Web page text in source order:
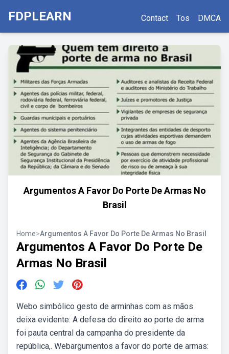
FDPLEARN Contact Tos DMCA
Argumentos A Favor Do Porte De Armas No
Brasil
Home>Argumentos A Favor Do Porte De Armas No Brasil
Argumentos A Favor Do Porte De
Armas No Brasil
Webo simbólico gesto de arminhas com as mãos
deixa evidente: A defesa do direito ao porte de arma
foi pauta central da campanha do presidente da
república,. Webargumentos a favor do porte de armas: